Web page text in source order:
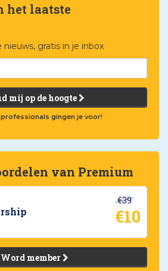
het laatste
gratis in je inbox
mij op de hoogte
professionals gingen je voor!
van Premium
€39
€10
Word member